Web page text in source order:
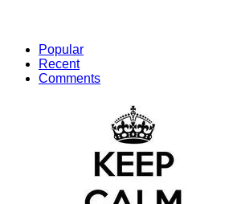
Popular
Recent
Comments